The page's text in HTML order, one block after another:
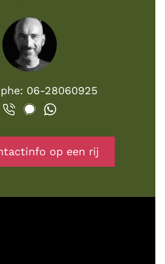
06-28060925
op een rij